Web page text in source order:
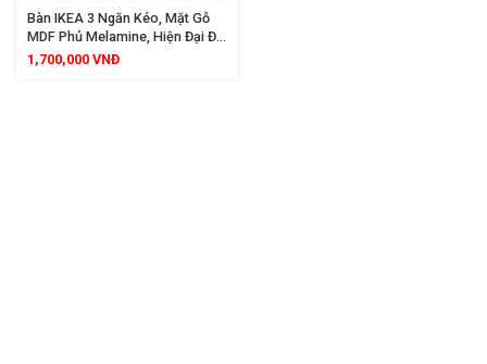
Bàn IKEA 3 Ngăn Kéo, Mặt Gỗ
MDF Phủ Melamine, Hiện Đại Đa
Năng, Kích Thước 120x60cm
1,700,000 VNĐ